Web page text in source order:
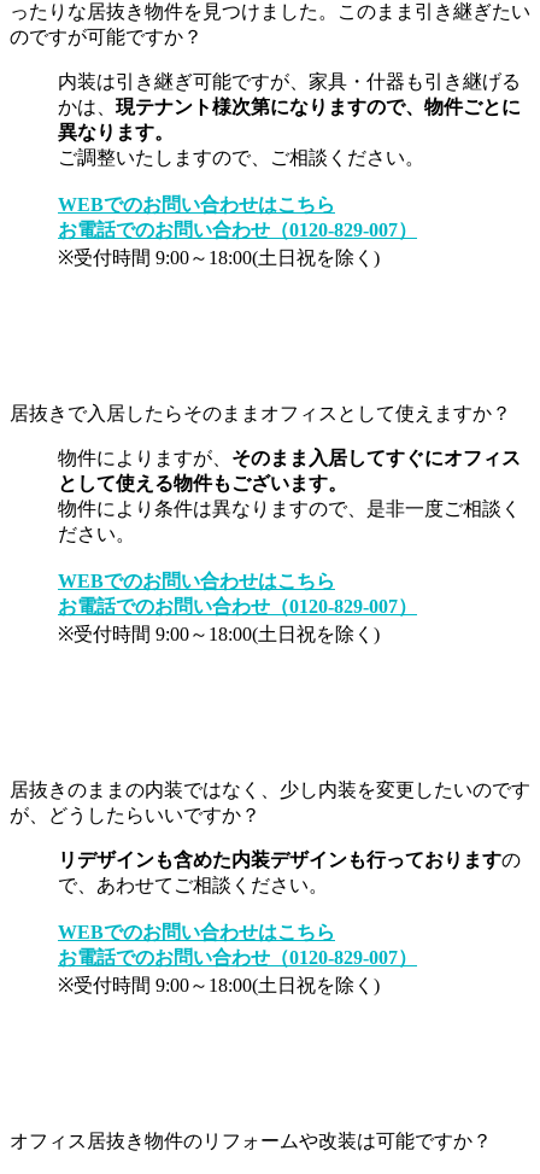
ったりな居抜き物件を見つけました。このまま引き継ぎたい
のですが可能ですか？
内装は引き継ぎ可能ですが、家具・什器も引き継げる
かは、 現テナント様次第になりますので、物件ごとに
異なります。
ご調整いたしますので、ご相談ください。
WEBでのお問い合わせはこちら
お電話でのお問い合わせ（0120-829-007）
※受付時間 9:00～18:00(土日祝を除く)
居抜きで入居したらそのままオフィスとして使えますか？
物件によりますが、 そのまま入居してすぐにオフィス
として使える物件もございます。
物件により条件は異なりますので、是非一度ご相談く
ださい。
WEBでのお問い合わせはこちら
お電話でのお問い合わせ（0120-829-007）
※受付時間 9:00～18:00(土日祝を除く)
居抜きのままの内装ではなく、少し内装を変更したいのです
が、どうしたらいいですか？
リデザインも含めた内装デザインも行っておりますの
で、あわせてご相談ください。
WEBでのお問い合わせはこちら
お電話でのお問い合わせ（0120-829-007）
※受付時間 9:00～18:00(土日祝を除く)
オフィス居抜き物件のリフォームや改装は可能ですか？